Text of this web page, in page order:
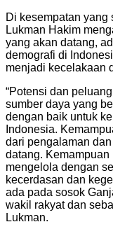
Di kesempatan yang
Lukman Hakim
yang akan datang,
demografi di
menjadi kecelakaan
“Potensi dan
sumber daya yang
dengan baik untuk
Indonesia.
dari pengalaman
datang.
mengelola dengan
kecerdasan dan
ada pada sosok
wakil rakyat dan
Lukman.